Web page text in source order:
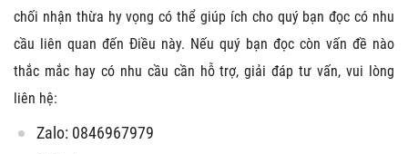
chối nhận thừa hy vọng có thể giúp ích cho quý bạn đọc có nhu
cầu liên quan đến Điều này. Nếu quý bạn đọc còn vấn đề nào
thắc mắc hay có nhu cầu cần hỗ trợ, giải đáp tư vấn, vui lòng
liên hệ:
Zalo: 0846967979